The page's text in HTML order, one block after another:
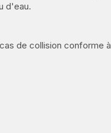
d'eau.
de collision conforme à